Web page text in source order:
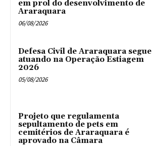
em prol do desenvolvimento de
Araraquara
06/08/2026
Defesa Civil de Araraquara segue
atuando na Operação Estiagem
2026
05/08/2026
Projeto que regulamenta
sepultamento de pets em
cemitérios de Araraquara é
aprovado na Câmara